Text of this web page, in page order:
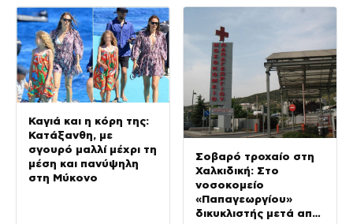
Καγιά και η κόρη της:
Κατάξανθη, με
σγουρό μαλλί μέχρι τη
μέση και πανύψηλη
στη Μύκονο
Σοβαρό τροχαίο στη
Χαλκιδική: Στο
νοσοκομείο
«Παπαγεωργίου»
δικυκλιστής μετά από